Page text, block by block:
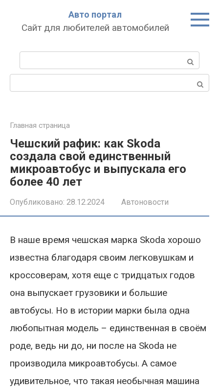
Авто портал
Сайт для любителей автомобилей
Главная страница
Чешский рафик: как Skoda
создала свой единственный
микроавтобус и выпускала его
более 40 лет
Опубликовано: 28.12.2024 Автоновости
В наше время чешская марка Skoda хорошо
известна благодаря своим легковушкам и
кроссоверам, хотя еще с тридцатых годов
она выпускает грузовики и большие
автобусы. Но в истории марки была одна
любопытная модель – единственная в своём
роде, ведь ни до, ни после на Skoda не
производила микроавтобусы. А самое
удивительное, что такая необычная машина